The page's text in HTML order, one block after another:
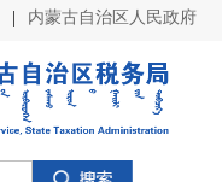
内蒙古自治区人民政府